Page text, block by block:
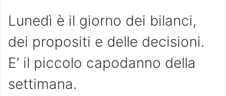
Lunedì è il giorno dei bilanci,
dei propositi e delle decisioni.
E’ il piccolo capodanno della
settimana.